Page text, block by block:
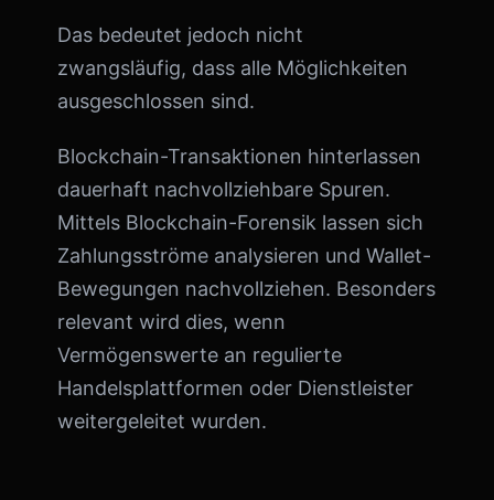
Das bedeutet jedoch nicht
zwangsläufig, dass alle Möglichkeiten
ausgeschlossen sind.
Blockchain-Transaktionen hinterlassen
dauerhaft nachvollziehbare Spuren.
Mittels Blockchain-Forensik lassen sich
Zahlungsströme analysieren und Wallet-
Bewegungen nachvollziehen. Besonders
relevant wird dies, wenn
Vermögenswerte an regulierte
Handelsplattformen oder Dienstleister
weitergeleitet wurden.